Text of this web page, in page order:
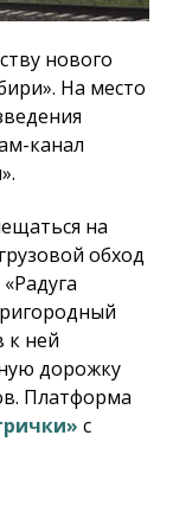
нового
На место
канал
на
обход
к ней
дорожку
Платформа
с